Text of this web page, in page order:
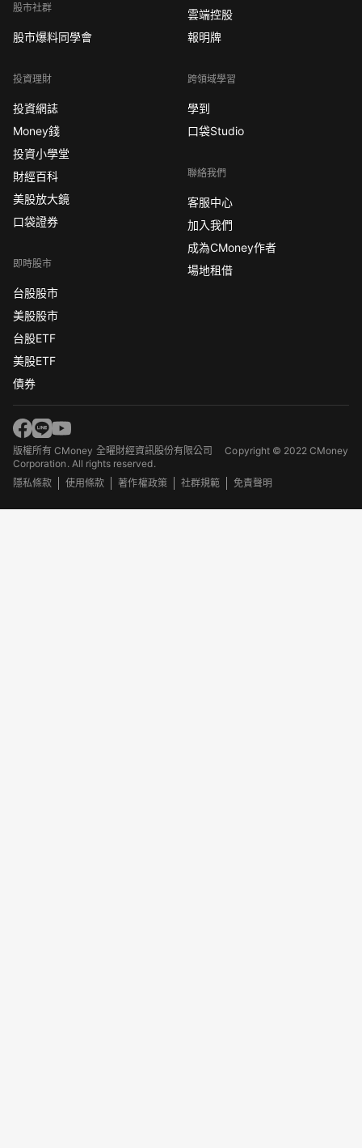
股市社群
股市爆料同學會
投資理財
投資網誌
Money錢
投資小學堂
財經百科
美股放大鏡
口袋證券
即時股市
台股股市
美股股市
台股ETF
美股ETF
債券
雲端控股
報明牌
跨領域學習
學到
口袋Studio
聯絡我們
客服中心
加入我們
成為CMoney作者
場地租借
版權所有 CMoney 全曜財經資訊股份有限公司Copyright © 2022 CMoney
Corporation. All rights reserved.
隱私條款
使用條款 著作權政策 社群規範 免責聲明